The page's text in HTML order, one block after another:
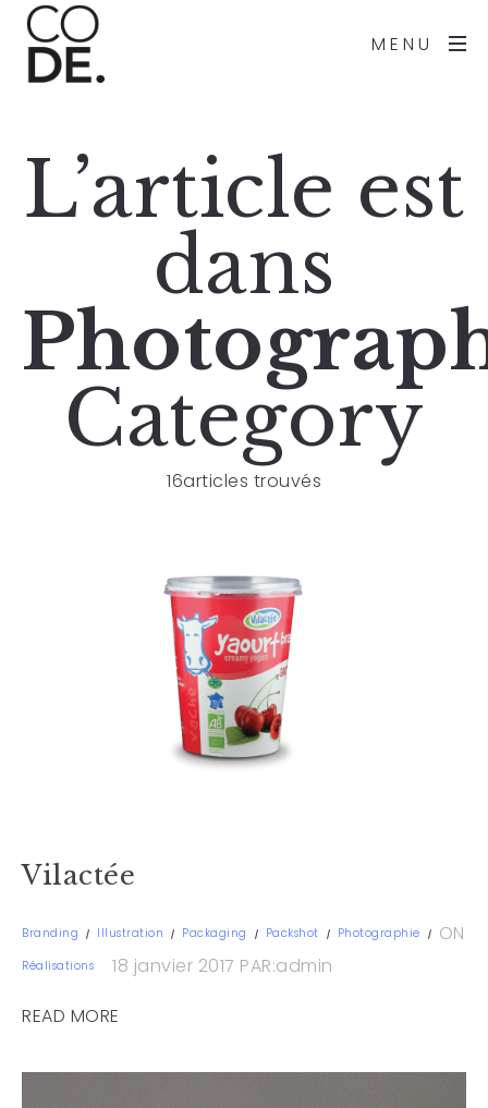
MENU
L’article est
dans
Category
16articles trouvés
Vilactée
Branding Illustration Packaging Packshot
Photographie
Réalisations
ON
18 janvier 2017 PAR:admin
READ MORE